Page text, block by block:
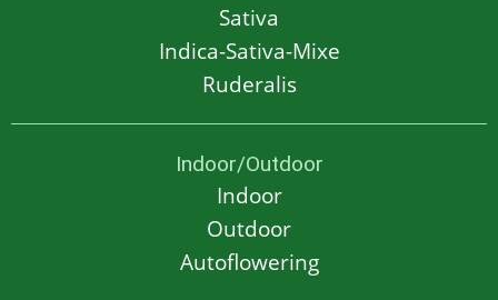
Sativa
Indica-Sativa-Mixe
Ruderalis
Indoor/Outdoor
Indoor
Outdoor
Autoflowering